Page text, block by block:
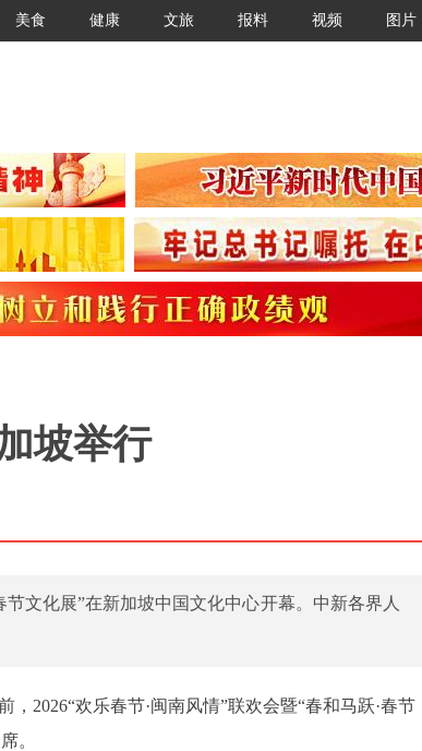
美食 健康 文旅 报料 视频 图片
坡举行
节文化展”在新加坡中国文化中心开幕。中新各界人
2026“欢乐春节·闽南风情”联欢会暨“春和马跃·春节
。